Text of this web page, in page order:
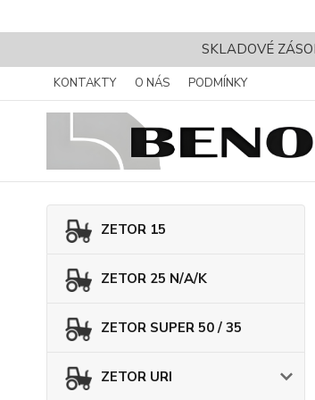
SKLADOVÉ
KONTAKTY O NÁS PODMÍNKY
ZETOR 15
ZETOR 25 N/A/K
ZETOR SUPER 50 / 35
ZETOR URI